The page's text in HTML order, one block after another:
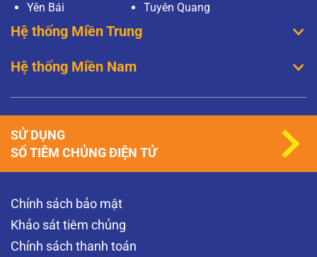
Yên Bái
Tuyên Quang
Hệ thống Miền Trung
Hệ thống Miền Nam
Chính sách bảo mật
Khảo sát tiêm chủng
Chính sách thanh toán
SỬ DỤNG
SỔ TIÊM CHỦNG ĐIỆN TỬ